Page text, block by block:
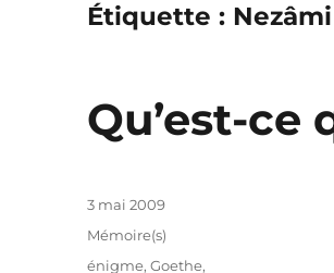
Étiquette : Nezâmi
Qu’est-ce
Publié
3 mai 2009
Catégories
Mémoire(s)
Étiquettes
énigme,Goethe,